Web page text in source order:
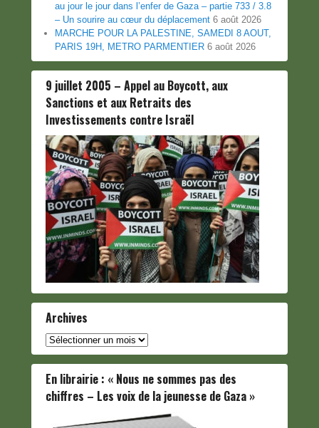
au jour le jour dans l’enfer de Gaza – partie 733 / 3.8
– Un sourire au cœur du déplacement 6 août 2026
MARCHE POUR LA PALESTINE, SAMEDI 8 AOUT,
PARIS 19H, METRO PARMENTIER 6 août 2026
9 juillet 2005 – Appel au Boycott, aux
Sanctions et aux Retraits des
Investissements contre Israël
Archives
Archives
En librairie : « Nous ne sommes pas des
chiffres – Les voix de la jeunesse de Gaza »